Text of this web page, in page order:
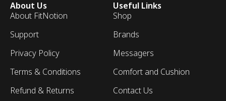
About Us
About FitNotion
Support
Privacy Policy
Terms & Conditions
Refund & Returns
Useful Links
Shop
Brands
Messagers
Comfort and Cushion
Contact Us